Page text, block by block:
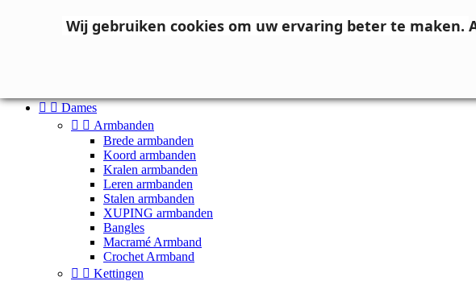
  Dames
  Armbanden
Brede armbanden
Koord armbanden
Kralen armbanden
Leren armbanden
Stalen armbanden
XUPING armbanden
Bangles
Macramé Armband
Crochet Armband
  Kettingen
Wij gebruiken cookies om uw ervaring beter te maken.